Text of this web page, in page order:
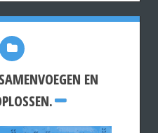
EN